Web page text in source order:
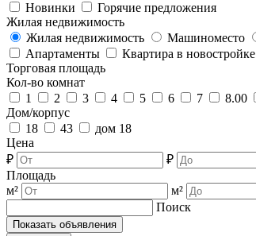
Новинки
Горячие предложения
Жилая недвижимость
Жилая недвижимость
Машиноместо
Апартаменты
Квартира в новостройке
Торговая площадь
Кол-во комнат
1
2 3 4 5 6 7 8.00
Дом/корпус
18
43
дом 18
Цена
₽
₽
Площадь
м²
м²
Поиск
Показать объявления